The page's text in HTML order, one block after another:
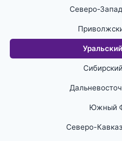
Северо-
Южный
Северо-